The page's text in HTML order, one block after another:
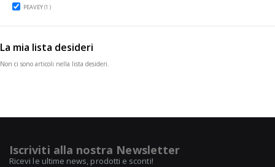
PEAVEY1item
La mia lista desideri
Non ci sono articoli nella lista desideri.
Iscriviti alla nostra Newsletter
Ricevi le ultime news, prodotti e sconti!